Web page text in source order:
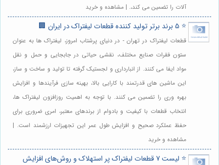
آلات را تضمین می کند،. | مشاهده و خرید
⭐️ 5 برند برتر تولید کننده قطعات لیفتراک در ایران 🏢
قطعات لیفتراک در تهران - در دنیای پرشتاب امروز، لیفتراک ها به عنوان
ستون فقرات صنایع مختلف، نقشی حیاتی در جابجایی و حمل و نقل
مواد ایفا می کنند. از انبارداری و لجستیک گرفته تا تولید و ساخت و ساز،
این ماشین های قدرتمند با کارایی بالا، بهینه سازی فرآیندها و افزایش
بهره وری را تضمین می کنند. با توجه به اهمیت روزافزون لیفتراک ها،
انتخاب قطعات با کیفیت و بادوام از برندهای معتبر، امری ضروری برای
حفظ عملکرد صحیح و افزایش طول عمر این تجهیزات ارزشمند است. |
مشاهده و خرید
⭐️ لیست 7 قطعات لیفتراک پر استهلاک و روش‌های افزایش